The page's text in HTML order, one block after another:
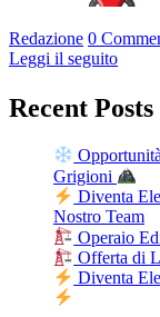
Redazione 0
Leggi il seguito
Recent Posts
Grigioni
Diventa
Nostro Team
Operaio
Offerta di
Diventa